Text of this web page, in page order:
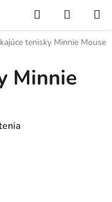
Hľadať
KOŠÍK
tenisky Minnie Mouse
Minnie